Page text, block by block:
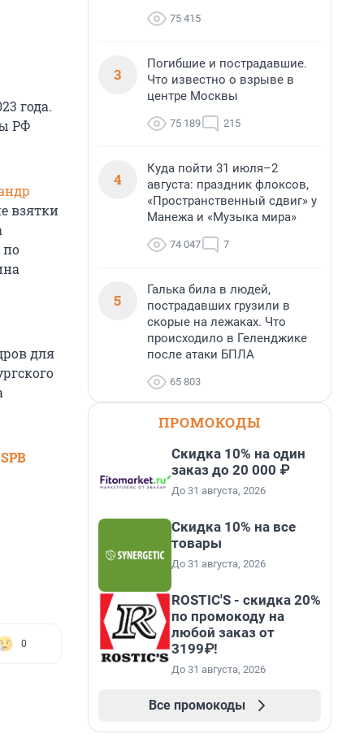
года.
РФ
взятки
по
для
0
75 415
3
Погибшие и пострадавшие.
Что известно о взрыве в
центре Москвы
75 189 215
4
Куда пойти 31 июля–2
августа: праздник флоксов,
«Пространственный сдвиг» у
Манежа и «Музыка мира»
74 047 7
5
Галька била в людей,
пострадавших грузили в
скорые на лежаках. Что
происходило в Геленджике
после атаки БПЛА
65 803
ПРОМОКОДЫ
Скидка 10% на один
заказ до 20 000 ₽
До 31 августа, 2026
Скидка 10% на все
товары
До 31 августа, 2026
ROSTIC'S - скидка 20%
по промокоду на
любой заказ от
3199₽!
До 31 августа, 2026
Все промокоды